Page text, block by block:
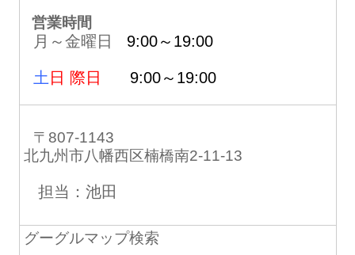
営業時間
月～金曜日 9:00～19:00
土 日 際日 9:00～19:00
〒807-1143
北九州市八幡西区楠橋南2-11-13
担当：池田
グーグルマップ検索